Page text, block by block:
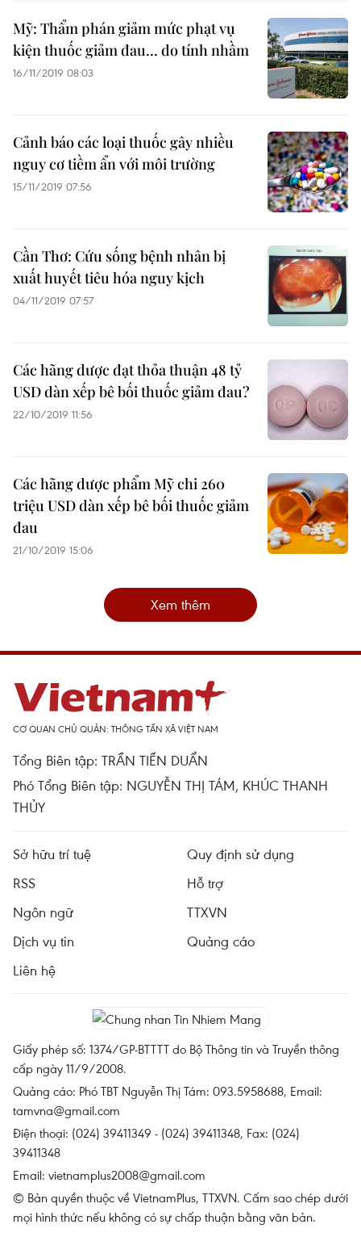
Mỹ: Thẩm phán giảm mức phạt vụ
kiện thuốc giảm đau... do tính nhầm
16/11/2019 08:03
Cảnh báo các loại thuốc gây nhiều
nguy cơ tiềm ẩn với môi trường
15/11/2019 07:56
Cần Thơ: Cứu sống bệnh nhân bị
xuất huyết tiêu hóa nguy kịch
04/11/2019 07:57
Các hãng dược đạt thỏa thuận 48 tỷ
USD dàn xếp bê bối thuốc giảm đau?
22/10/2019 11:56
Các hãng dược phẩm Mỹ chi 260
triệu USD dàn xếp bê bối thuốc giảm
đau
21/10/2019 15:06
Xem thêm
CƠ QUAN CHỦ QUẢN: THÔNG TẤN XÃ VIỆT NAM
Tổng Biên tập: TRẦN TIẾN DUẨN
Phó Tổng Biên tập: NGUYỄN THỊ TÁM, KHÚC THANH
THỦY
Sở hữu trí tuệ
Quy định sử dụng
RSS
Hỗ trợ
Ngôn ngữ
TTXVN
Dịch vụ tin
Quảng cáo
Liên hệ
Giấy phép số: 1374/GP-BTTTT do Bộ Thông tin và Truyền thông
cấp ngày 11/9/2008.
Quảng cáo: Phó TBT Nguyễn Thị Tám: 093.5958688, Email:
tamvna@gmail.com
Điện thoại: (024) 39411349 - (024) 39411348, Fax: (024)
39411348
Email: vietnamplus2008@gmail.com
© Bản quyền thuộc về VietnamPlus, TTXVN. Cấm sao chép dưới
mọi hình thức nếu không có sự chấp thuận bằng văn bản.